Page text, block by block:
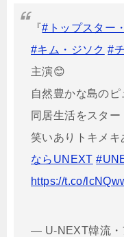
『#トップスター
#キム・ジソク #
主演😊
自然豊かな島の
同居生活をスタ
笑いありトキメ
ならUNEXT
https://t.co/
— U-NEXT韓流・